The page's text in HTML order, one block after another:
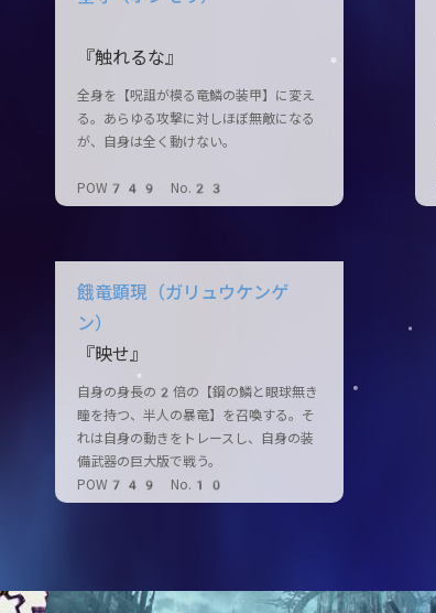
『触れるな』
全身を【呪詛が模る竜鱗の装甲】に変え
る。あらゆる攻撃に対しほぼ無敵になる
が、自身は全く動けない。
POW749 No.23
餓竜顕現（ガリュウケンゲ
ン）
『映せ』
自身の身長の2倍の【鋼の鱗と眼球無き
瞳を持つ、半人の暴竜】を召喚する。そ
れは自身の動きをトレースし、自身の装
備武器の巨大版で戦う。
POW749 No.10